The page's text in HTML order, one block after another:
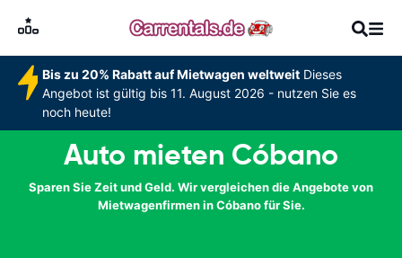
Bis zu 20% Rabatt auf Mietwagen weltweitDieses
Angebot ist gültig bis 11. August 2026 - nutzen Sie es
noch heute!
Auto mieten Cóbano
Sparen Sie Zeit und Geld. Wir vergleichen die Angebote von
Mietwagenfirmen in Cóbano für Sie.